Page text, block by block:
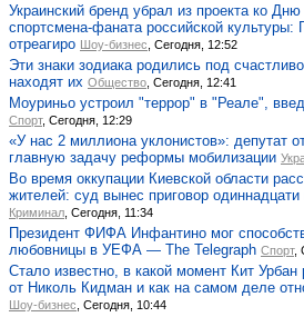
Украинский бренд убрал из проекта ко
спортсмена-фаната российской культуры:
отреагиро Шоу-бизнес , Сегодня, 12:52
Эти знаки зодиака родились под
находят их Общество , Сегодня, 12:41
Моуриньо устроил "террор" в "Реале",
Спорт, Сегодня, 12:29
«У нас 2 миллиона уклонистов»: депутат
главную задачу реформы мобилизации
Во время оккупации Киевской области
жителей: суд вынес приговор
Криминал , Сегодня, 11:34
Президент ФИФА Инфантино мог
любовницы в УЕФА — The Telegraph Спорт,
Стало известно, в какой момент Кит
от Николь Кидман и как на самом деле
Шоу-бизнес , Сегодня, 10:44